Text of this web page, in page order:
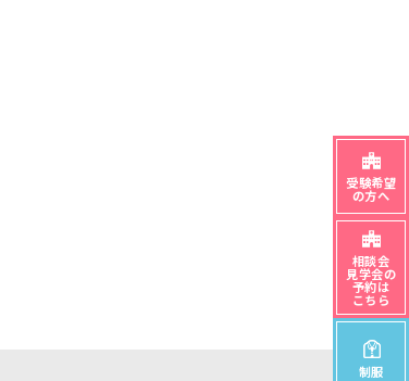
受験希望
の方へ
相談会
見学会の
予約は
こちら
制服